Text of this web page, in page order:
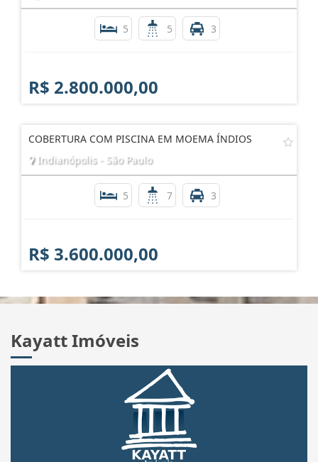
5 5 3
R$ 2.800.000,00
COBERTURA COM PISCINA EM MOEMA ÍNDIOS
Indianópolis - São Paulo
5 7 3
R$ 3.600.000,00
Kayatt Imóveis